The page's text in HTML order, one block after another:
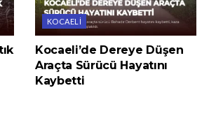
KOCAELI
Kocaeli’de Dereye Düşen
Araçta Sürücü Hayatını
Kaybetti